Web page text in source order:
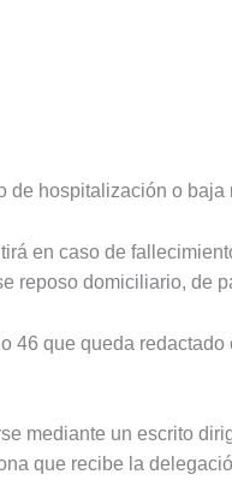
de hospitalización o
en caso de
reposo domiciliario, de
46 que queda
mediante un escrito
que recibe la